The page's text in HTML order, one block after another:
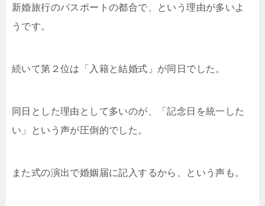
新婚旅行のパスポートの都合で、という理由が多いよ
うです。
続いて第２位は「入籍と結婚式」が同日でした。
同日とした理由として多いのが、「記念日を統一した
い」という声が圧倒的でした。
また式の演出で婚姻届に記入するから、という声も。